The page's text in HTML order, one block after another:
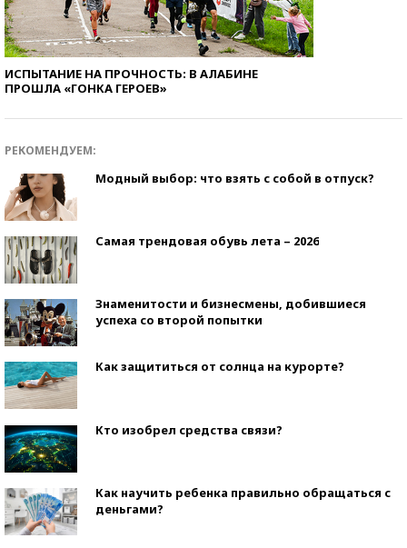
ИСПЫТАНИЕ НА ПРОЧНОСТЬ: В АЛАБИНЕ
ПРОШЛА «ГОНКА ГЕРОЕВ»
РЕКОМЕНДУЕМ:
Модный выбор: что взять с собой в отпуск?
Самая трендовая обувь лета – 2026
Знаменитости и бизнесмены, добившиеся
успеха со второй попытки
Как защититься от солнца на курорте?
Кто изобрел средства связи?
Как научить ребенка правильно обращаться с
деньгами?